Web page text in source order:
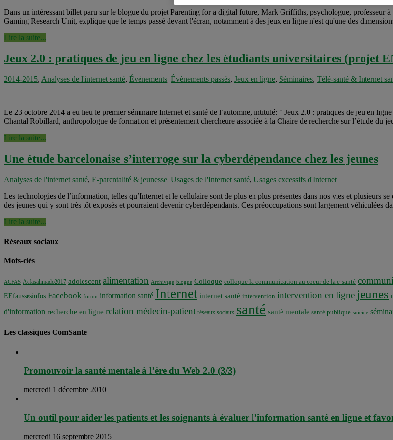
Dans un intéressant billet paru sur le blogue du projet Parenting for a digital future, Mark Griffiths, psychologue, professeur
Gaming Research Unit, explique que le temps passé devant l'écran, notamment à des jeux en ligne n'est qu'une des
Lire la suite...
Jeux 2.0 : pratiques de jeu en ligne chez les étudiants universitaires (projet
2014-2015, Analyses de l'internet santé, Événements, Évènements passés, Jeux en ligne, Séminaires, Télé-santé & Internet
Le 23 octobre 2014 a eu lieu le premier séminaire Internet et santé de l’automne, intitulé: " Jeux 2.0 : pratiques de jeu en
Chantal Robillard, anthropologue de formation et présentement chercheure associée à la Chaire de recherche sur l’étude du
Lire la suite...
Une étude barcelonaise s’interroge sur la cyberdépendance chez les jeunes
Analyses de l'internet santé, E-parentalité & jeunesse, Usages de l'Internet santé, Usages excessifs d'Internet
Les technologies de l’information, telles qu’Internet et le cellulaire sont de plus en plus présentes dans nos vies et plusieurs
des jeunes qui y sont très tôt exposés et pourraient devenir cyberdépendants. Ces préoccupations sont largement véhiculées
Lire la suite...
Réseaux sociaux
Mots-clés
ACFAS Acfasalimado2017 adolescent alimentation Archivage blogue Colloque colloque la communication au coeur de la e-santé
EEfaussesinfos Facebook forum information santé Internet internet santé intervention intervention en ligne jeunes
d'information recherche en ligne relation médecin-patient réseaux sociaux santé santé mentale santé publique suicide
Les classiques ComSanté
Promouvoir la santé mentale à l’ère du Web 2.0 (3/3)
mercredi 1 décembre 2010
Un outil pour aider les patients et les soignants à évaluer l’information santé en ligne et
mercredi 16 septembre 2015